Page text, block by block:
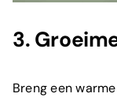
3.
Breng een